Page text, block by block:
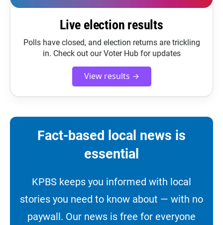
Live election results
Polls have closed, and election returns are trickling
in. Check out our Voter Hub for updates
View results →
Fact-based local news is
essential
KPBS keeps you informed with local
stories you need to know about — with no
paywall. Our news is free for everyone